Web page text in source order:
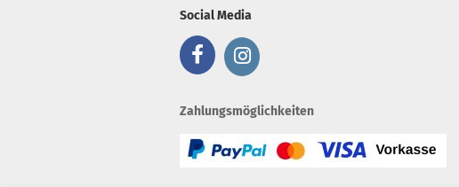
Social Media
Zahlungsmöglichkeiten